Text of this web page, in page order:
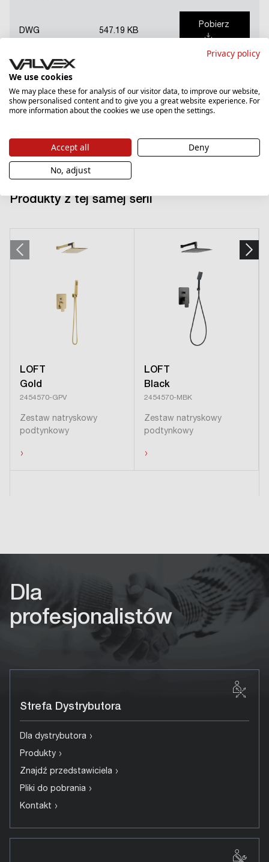
DWG 547.19 KB
Pobierz
Model 3D
Pobierz
Produkty z tej samej serii
LOFT
Gold
2454570-GPV
Zestaw natryskowy
podtynkowy
›
LOFT
Black
2454570-MBK
Zestaw natryskowy
podtynkowy
›
Dla
profesjonalistów
Strefa Dystrybutora
Dla dystrybutora ›
Produkty ›
Znajdź przedstawiciela ›
Pliki do pobrania ›
Kontakt ›
Privacy policy
We use cookies
We may place these for analysis of our visitor data, to improve our website,
show personalised content and to give you a great website experience. For
more information about the cookies we use open the settings.
Accept all
Deny
No, adjust